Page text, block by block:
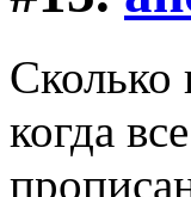
Сколько
когда